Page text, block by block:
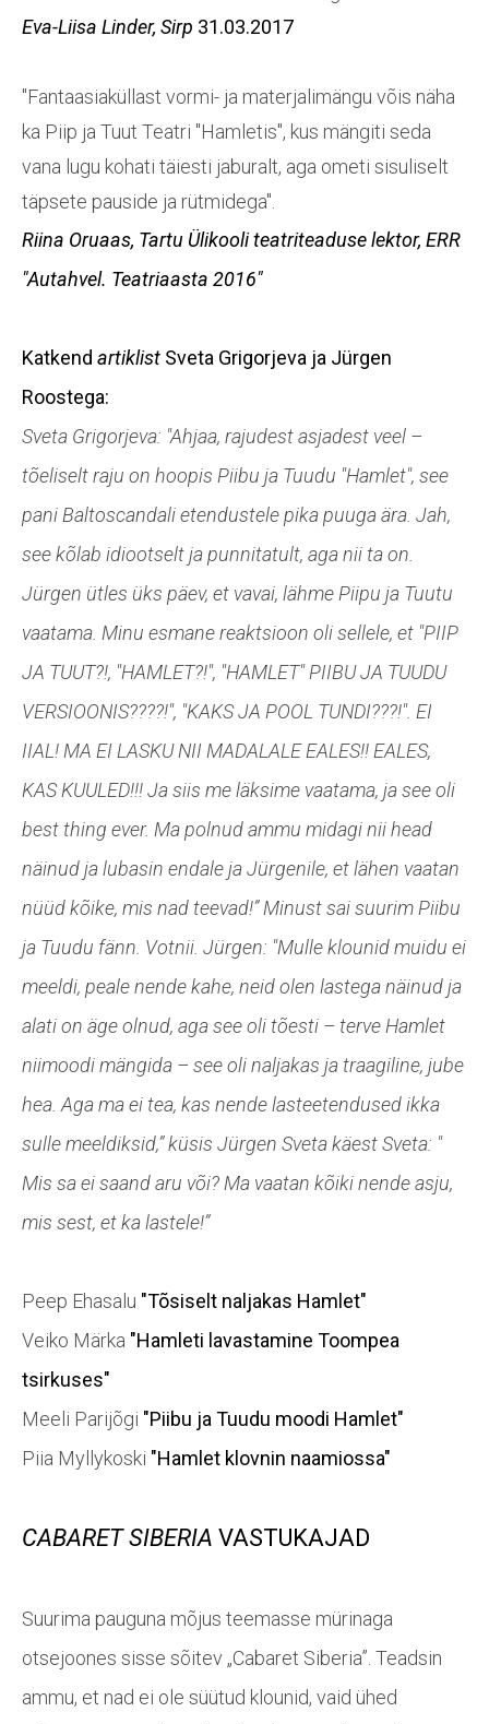
Eva-Liisa Linder, Sirp 31.03.2017
"Fantaasiaküllast vormi- ja materjalimängu võis näha
ka Piip ja Tuut Teatri "Hamletis", kus mängiti seda
vana lugu kohati täiesti jaburalt, aga ometi sisuliselt
täpsete pauside ja rütmidega".
Riina Oruaas, Tartu Ülikooli teatriteaduse lektor, ERR
"Autahvel. Teatriaasta 2016"
Katkend artiklist Sveta Grigorjeva ja Jürgen
Roostega:
Sveta Grigorjeva: "Ahjaa, rajudest asjadest veel –
tõeliselt raju on hoopis Piibu ja Tuudu "Hamlet", see
pani Baltoscandali etendustele pika puuga ära. Jah,
see kõlab idiootselt ja punnitatult, aga nii ta on.
Jürgen ütles üks päev, et vavai, lähme Piipu ja Tuutu
vaatama. Minu esmane reaktsioon oli sellele, et "PIIP
JA TUUT?!, "HAMLET?!", "HAMLET" PIIBU JA TUUDU
VERSIOONIS????!", "KAKS JA POOL TUNDI???!". EI
IIAL! MA EI LASKU NII MADALALE EALES!! EALES,
KAS KUULED!!! Ja siis me läksime vaatama, ja see oli
best thing ever. Ma polnud ammu midagi nii head
näinud ja lubasin endale ja Jürgenile, et lähen vaatan
nüüd kõike, mis nad teevad!” Minust sai suurim Piibu
ja Tuudu fänn. Votnii. Jürgen: "Mulle klounid muidu ei
meeldi, peale nende kahe, neid olen lastega näinud ja
alati on äge olnud, aga see oli tõesti – terve Hamlet
niimoodi mängida – see oli naljakas ja traagiline, jube
hea. Aga ma ei tea, kas nende lasteetendused ikka
sulle meeldiksid,” küsis Jürgen Sveta käestSveta: "
Mis sa ei saand aru või? Ma vaatan kõiki nende asju,
mis sest, et ka lastele!”
Peep Ehasalu "Tõsiselt naljakas Hamlet"
Veiko Märka "Hamleti lavastamine Toompea
tsirkuses"
Meeli Parijõgi "Piibu ja Tuudu moodi Hamlet"
Piia Myllykoski "Hamlet klovnin naamiossa"
CABARET SIBERIA VASTUKAJAD
Suurima pauguna mõjus teemasse mürinaga
otsejoones sisse sõitev „Cabaret Siberia”. Teadsin
ammu, et nad ei ole süütud klounid, vaid ühed